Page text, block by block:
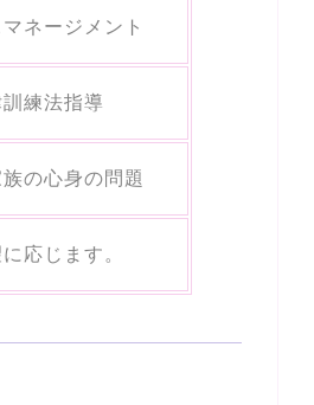
ネージメント
練法指導
の心身の問題
応じます。